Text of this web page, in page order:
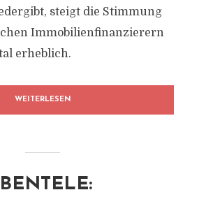
steigt die Stimmung
Immobilienfinanzierern
erheblich.
WEITERLESEN